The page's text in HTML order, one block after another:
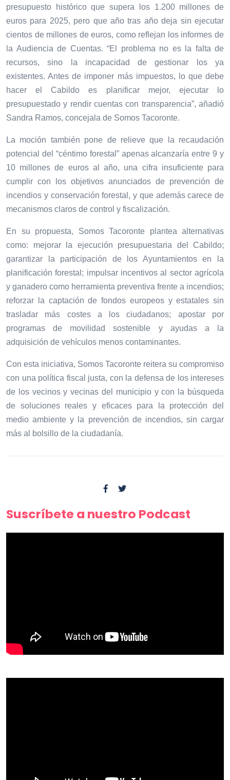
presupuesto histórico que supera los 1.200 millones de
euros para 2025, pero que año tras año deja sin ejecutar
cientos de millones de euros, como reflejan los informes de
la Audiencia de Cuentas. “El problema no es la falta de
recursos, sino la incapacidad de gestionar los ya
existentes. Antes de imponer más impuestos, lo que debe
hacer el Cabildo es planificar mejor, ejecutar lo
presupuestado y rendir cuentas con transparencia”, añadió
Sandra Ramos, concejala de Somos Tacoronte.
La moción también pone de relieve que la recaudación
potencial del “céntimo forestal” apenas alcanzaría entre 9 y
10 millones de euros al año, una cifra insuficiente para
cumplir con los objetivos anunciados de prevención de
incendios y conservación forestal, y que además carece de
mecanismos claros de control y fiscalización.
En su propuesta, Somos Tacoronte plantea alternativas
como: mejorar la ejecución presupuestaria del Cabildo;
garantizar la participación de los Ayuntamientos en la
planificación forestal; impulsar incentivos al sector agrícola
y ganadero como herramienta preventiva frente a incendios;
reforzar la captación de fondos europeos y estatales sin
trasladar más costes a los ciudadanos; apostar por
programas de movilidad sostenible y ayudas a la
adquisición de vehículos menos contaminantes.
Con esta iniciativa, Somos Tacoronte reitera su compromiso
con una política fiscal justa, con la defensa de los intereses
de los vecinos y vecinas del municipio y con la búsqueda
de soluciones reales y eficaces para la protección del
medio ambiente y la prevención de incendios, sin cargar
más al bolsillo de la ciudadanía.
Suscríbete a nuestro Podcast